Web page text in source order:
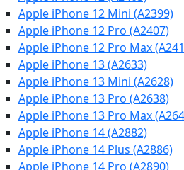
Apple iPhone 12 Mini (A2399)
Apple iPhone 12 Pro (A2407)
Apple iPhone 12 Pro Max
Apple iPhone 13 (A2633)
Apple iPhone 13 Mini (A2628)
Apple iPhone 13 Pro (A2638)
Apple iPhone 13 Pro Max
Apple iPhone 14 (A2882)
Apple iPhone 14 Plus (A2886)
Apple iPhone 14 Pro (A2890)